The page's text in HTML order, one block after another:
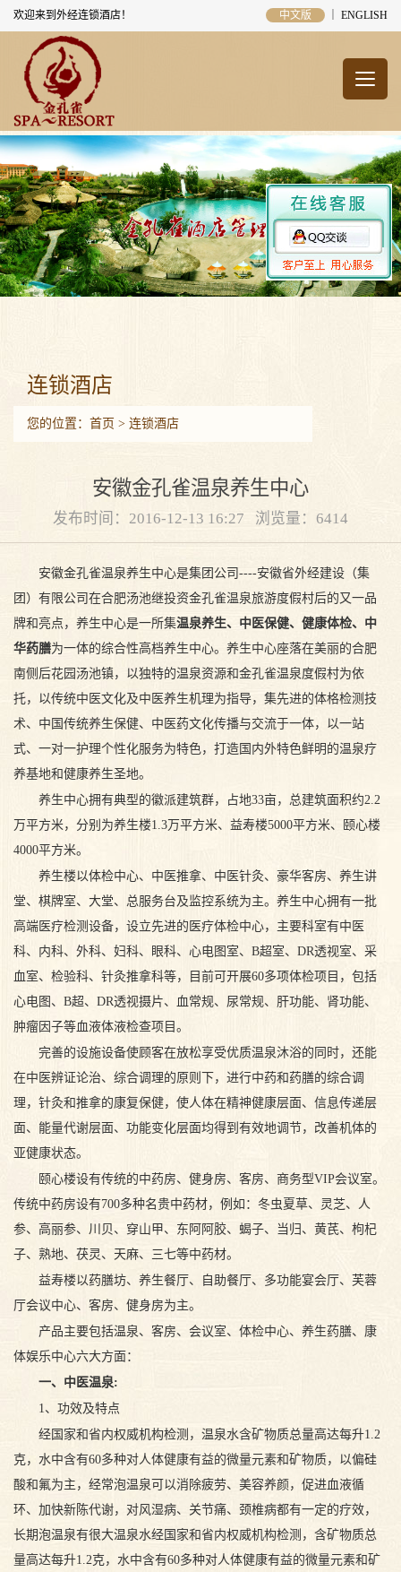
欢迎来到外经连锁酒店！ 中文版 ENGLISH
连锁酒店
您的位置： 首页 > 连锁酒店
安徽金孔雀温泉养生中心
发布时间：2016-12-13 16:27 浏览量：6414
安徽金孔雀温泉养生中心是集团公司----安徽省外经建设（集
团）有限公司在合肥汤池继投资金孔雀温泉旅游度假村后的又一品
牌和亮点，养生中心是一所集温泉养生、中医保健、健康体检、中
华药膳为一体的综合性高档养生中心。养生中心座落在美丽的合肥
南侧后花园汤池镇，以独特的温泉资源和金孔雀温泉度假村为依
托，以传统中医文化及中医养生机理为指导，集先进的体格检测技
术、中国传统养生保健、中医药文化传播与交流于一体，以一站
式、一对一护理个性化服务为特色，打造国内外特色鲜明的温泉疗
养基地和健康养生圣地。
养生中心拥有典型的徽派建筑群，占地33亩，总建筑面积约2.2
万平方米，分别为养生楼1.3万平方米、益寿楼5000平方米、颐心楼
4000平方米。
养生楼以体检中心、中医推拿、中医针灸、豪华客房、养生讲
堂、棋牌室、大堂、总服务台及监控系统为主。养生中心拥有一批
高端医疗检测设备，设立先进的医疗体检中心，主要科室有中医
科、内科、外科、妇科、眼科、心电图室、B超室、DR透视室、采
血室、检验科、针灸推拿科等，目前可开展60多项体检项目，包括
心电图、B超、DR透视摄片、血常规、尿常规、肝功能、肾功能、
肿瘤因子等血液体液检查项目。
完善的设施设备使顾客在放松享受优质温泉沐浴的同时，还能
在中医辨证论治、综合调理的原则下，进行中药和药膳的综合调
理，针灸和推拿的康复保健，使人体在精神健康层面、信息传递层
面、能量代谢层面、功能变化层面均得到有效地调节，改善机体的
亚健康状态。
颐心楼设有传统的中药房、健身房、客房、商务型VIP会议室。
传统中药房设有700多种名贵中药材，例如：冬虫夏草、灵芝、人
参、高丽参、川贝、穿山甲、东阿阿胶、蝎子、当归、黄芪、枸杞
子、熟地、茯灵、天麻、三七等中药材。
益寿楼以药膳坊、养生餐厅、自助餐厅、多功能宴会厅、芙蓉
厅会议中心、客房、健身房为主。
产品主要包括温泉、客房、会议室、体检中心、养生药膳、康
体娱乐中心六大方面：
一、中医温泉:
1、功效及特点
经国家和省内权威机构检测，温泉水含矿物质总量高达每升1.2
克，水中含有60多种对人体健康有益的微量元素和矿物质，以偏硅
酸和氟为主，经常泡温泉可以消除疲劳、美容养颜，促进血液循
环、加快新陈代谢，对风湿病、关节痛、颈椎病都有一定的疗效，
长期泡温泉有很大温泉水经国家和省内权威机构检测，含矿物质总
量高达每升1.2克，水中含有60多种对人体健康有益的微量元素和矿